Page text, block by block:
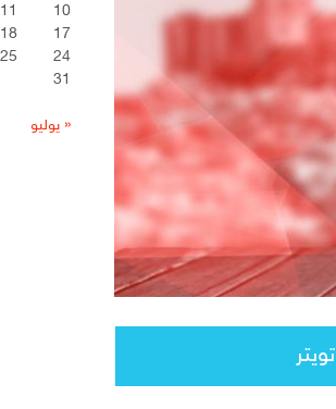
تويتر
10
11
17
18
24
25
31
« يوليو